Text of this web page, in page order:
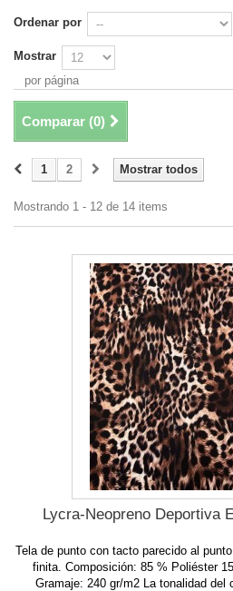
Ordenar por
Mostrar
por página
Comparar (0)
Mostrar todos
1 2
Mostrando 1 - 12 de 14 items
Lycra-Neopreno Deportiva
Tela de punto con tacto parecido al
finita. Composición: 85 % Poliéster
Gramaje: 240 gr/m2 La tonalidad del